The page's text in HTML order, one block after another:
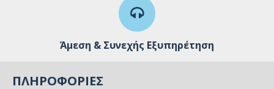
Άμεση & Συνεχής Εξυπηρέτηση
ΠΛΗΡΟΦΟΡΊΕΣ